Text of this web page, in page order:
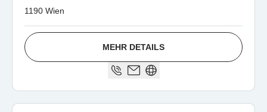
1190 Wien
MEHR DETAILS